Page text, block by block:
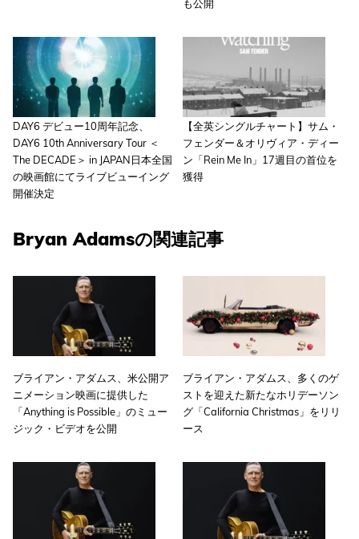
も公開
DAY6 デビュー10周年記念、
DAY6 10th Anniversary Tour ＜
The DECADE＞ in JAPAN日本全国
の映画館にてライブビューイング
開催決定
【全英シングルチャート】サム・
フェンダー＆オリヴィア・ディー
ン「Rein Me In」17週目の首位を
獲得
Bryan Adamsの関連記事
ブライアン・アダムス、米公開ア
ニメーション映画に提供した
「Anything is Possible」のミュー
ジック・ビデオを公開
ブライアン・アダムス、多くのゲ
ストを迎えた新たなホリデーソン
グ「California Christmas」をリリ
ース